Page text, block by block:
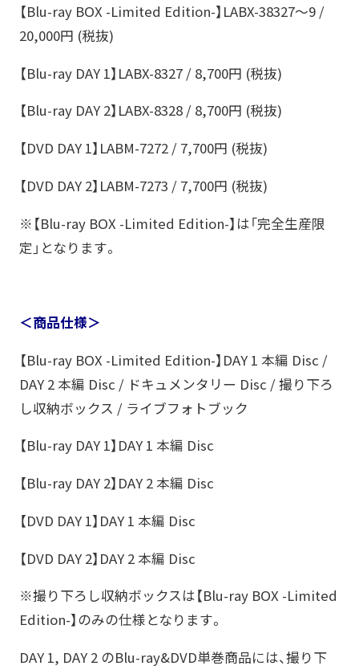
【Blu-ray BOX -Limited Edition-】LABX-38327～9 /
20,000円 (税抜)
【Blu-ray DAY 1】LABX-8327 / 8,700円 (税抜)
【Blu-ray DAY 2】LABX-8328 / 8,700円 (税抜)
【DVD DAY 1】LABM-7272 / 7,700円 (税抜)
【DVD DAY 2】LABM-7273 / 7,700円 (税抜)
※【Blu-ray BOX -Limited Edition-】は「完全生産限
定」となります。
＜商品仕様＞
【Blu-ray BOX -Limited Edition-】DAY 1 本編 Disc /
DAY 2 本編 Disc / ドキュメンタリー Disc / 撮り下ろ
し収納ボックス / ライブフォトブック
【Blu-ray DAY 1】DAY 1 本編 Disc
【Blu-ray DAY 2】DAY 2 本編 Disc
【DVD DAY 1】DAY 1 本編 Disc
【DVD DAY 2】DAY 2 本編 Disc
※撮り下ろし収納ボックスは【Blu-ray BOX -Limited
Edition-】のみの仕様となります。
DAY 1, DAY 2 のBlu-ray&DVD単巻商品には、撮り下